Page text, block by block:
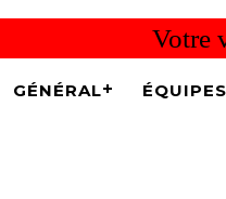
Votre
GÉNÉRAL ÉQUIPES